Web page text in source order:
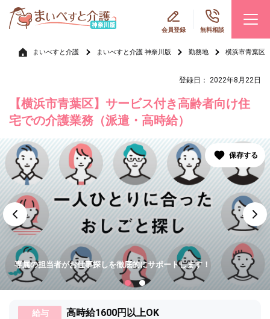
会員登録 無料相談
まいべすと介護 まいべすと介護 神奈川版 勤務地 横浜市青葉区
登録日： 2022年8月22日
【横浜市青葉区】サービス付き高齢者向け住
宅での介護業務（派遣・高時給）
専属の担当者がお仕事探しを徹底的にサポートします！
給与 高時給1600円以上OK